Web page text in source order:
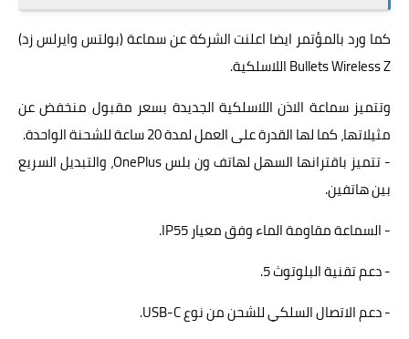
كما ورد بالمؤتمر ايضا اعلنت الشركة عن سماعة (بولتس وايرلس زد)
Bullets Wireless Zاللاسلكية.
وتتميز سماعة الاذن اللاسلكية الجديدة بسعر مقبول منخفض عن
مثيلاتها، كما لها القدرة على العمل لمدة 20 ساعة للشحنة الواحدة.
- تتميز باقترانها السهل لهاتف ون بلس OnePlus، والتبديل السريع
بين هاتفين.
- السماعة مقاومة الماء وفق معيار IP55.
- دعم تقنية البلوتوث 5.
- دعم الاتصال السلكي للشحن من نوع USB-C.